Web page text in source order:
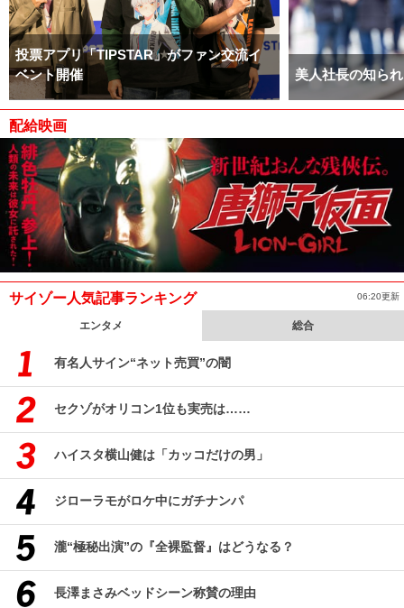
投票アプリ「TIPSTAR」がファン交流イ
ベント開催
美人社長の知ら
配給映画
サイゾー人気記事ランキング 06:20更新
エンタメ 総合
有名人サイン“ネット売買”の闇
セクゾがオリコン1位も実売は……
ハイスタ横山健は「カッコだけの男」
ジローラモがロケ中にガチナンパ
瀧“極秘出演”の『全裸監督』はどうなる？
長澤まさみベッドシーン称賛の理由